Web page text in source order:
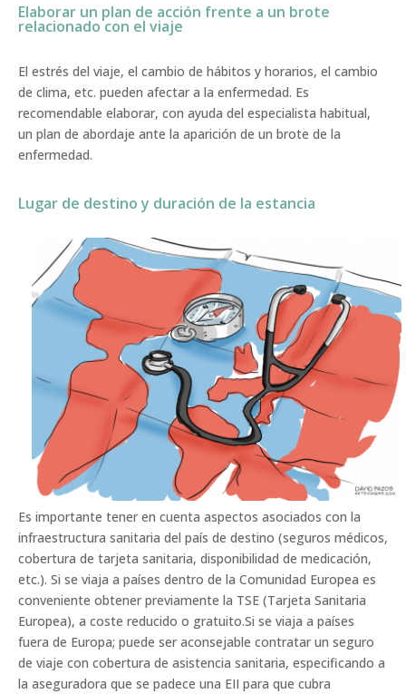
Elaborar un plan de acción frente a un brote
relacionado con el viaje
El estrés del viaje, el cambio de hábitos y horarios, el cambio
de clima, etc. pueden afectar a la enfermedad. Es
recomendable elaborar, con ayuda del especialista habitual,
un plan de abordaje ante la aparición de un brote de la
enfermedad.
Lugar de destino y duración de la estancia
Es importante tener en cuenta aspectos asociados con la
infraestructura sanitaria del país de destino (seguros médicos,
cobertura de tarjeta sanitaria, disponibilidad de medicación,
etc.). Si se viaja a países dentro de la Comunidad Europea es
conveniente obtener previamente la TSE (Tarjeta Sanitaria
Europea), a coste reducido o gratuito.Si se viaja a países
fuera de Europa; puede ser aconsejable contratar un seguro
de viaje con cobertura de asistencia sanitaria, especificando a
la aseguradora que se padece una EII para que cubra